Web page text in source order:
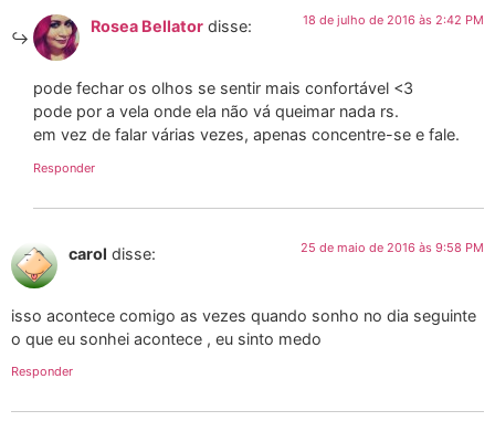
Rosea Bellator disse: 18 de julho de 2016 às 2:42 PM
pode fechar os olhos se sentir mais confortável <3
pode por a vela onde ela não vá queimar nada rs.
em vez de falar várias vezes, apenas concentre-se e fale.
Responder
carol disse: 25 de maio de 2016 às 9:58 PM
isso acontece comigo as vezes quando sonho no dia seguinte
o que eu sonhei acontece , eu sinto medo
Responder